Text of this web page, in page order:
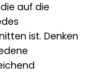
auf die
ist. Denken